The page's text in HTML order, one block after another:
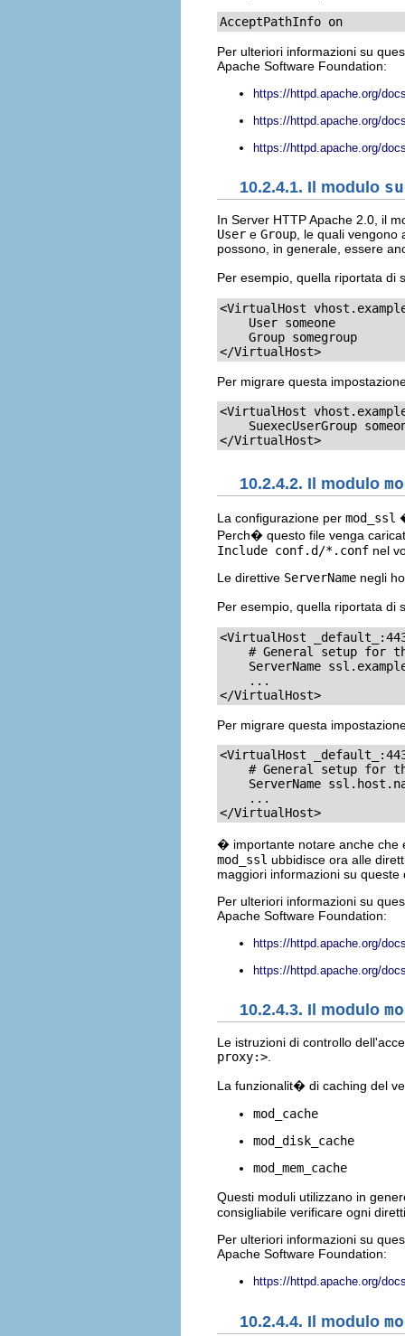
AcceptPathInfo on
Per ulteriori informazioni su
Apache Software Foundation:
https://httpd.apache.org/
https://httpd.apache.org/
https://httpd.apache.org/
10.2.4.1. Il modulo
In Server HTTP Apache 2.0, il
User e Group , le quali
possono, in generale, essere
Per esempio, quella riportata di
<VirtualHost
    User someone
    Group somegroup
</VirtualHost>
Per migrare questa
<VirtualHost
SuexecUserGroup
</VirtualHost>
10.2.4.2. Il modulo
La configurazione per mod_ssl
Perch� questo file venga
Include conf.d/*.conf nel
Le direttive ServerName negli
Per esempio, quella riportata di
<VirtualHost
# General setup for
ServerName
    ...
</VirtualHost>
Per migrare questa
<VirtualHost
# General setup for
ServerName
    ...
</VirtualHost>
� importante notare anche che
mod_ssl ubbidisce ora alle
maggiori informazioni su queste
Per ulteriori informazioni su
Apache Software Foundation:
https://httpd.apache.org/
https://httpd.apache.org/
10.2.4.3. Il modulo
Le istruzioni di controllo
proxy:>
La funzionalit� di caching del
mod_cache
mod_disk_cache
mod_mem_cache
Questi moduli utilizzano in
consigliabile verificare ogni
Per ulteriori informazioni su
Apache Software Foundation:
https://httpd.apache.org/
10.2.4.4. Il modulo